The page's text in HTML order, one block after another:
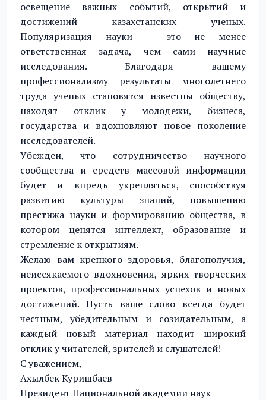
освещение важных событий, открытий и
достижений казахстанских ученых.
Популяризация науки — это не менее
ответственная задача, чем сами научные
исследования. Благодаря вашему
профессионализму результаты многолетнего
труда ученых становятся известны обществу,
находят отклик у молодежи, бизнеса,
государства и вдохновляют новое поколение
исследователей.
Убежден, что сотрудничество научного
сообщества и средств массовой информации
будет и впредь укрепляться, способствуя
развитию культуры знаний, повышению
престижа науки и формированию общества, в
котором ценятся интеллект, образование и
стремление к открытиям.
Желаю вам крепкого здоровья, благополучия,
неиссякаемого вдохновения, ярких творческих
проектов, профессиональных успехов и новых
достижений. Пусть ваше слово всегда будет
честным, убедительным и созидательным, а
каждый новый материал находит широкий
отклик у читателей, зрителей и слушателей!
С уважением,
Ахылбек Куришбаев
Президент Национальной академии наук